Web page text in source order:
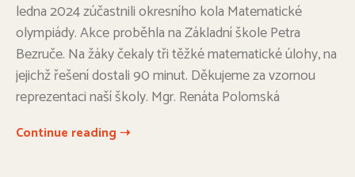
ledna 2024 zúčastnili okresního kola Matematické
olympiády. Akce proběhla na Základní škole Petra
Bezruče. Na žáky čekaly tři těžké matematické úlohy, na
jejichž řešení dostali 90 minut. Děkujeme za vzornou
reprezentaci naší školy. Mgr. Renáta Polomská
Continue reading ➝